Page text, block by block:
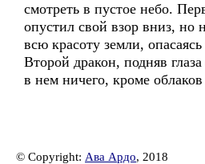
смотреть в пустое небо.
опустил свой взор вниз, но
всю красоту земли,
Второй дракон, подняв
в нем ничего, кроме
© Copyright: Ава Ардо, 2018